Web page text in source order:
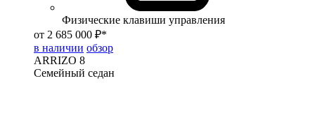
Физические клавиши управления
от 2 685 000 ₽*
в наличии обзор
ARRIZO 8
Семейный седан